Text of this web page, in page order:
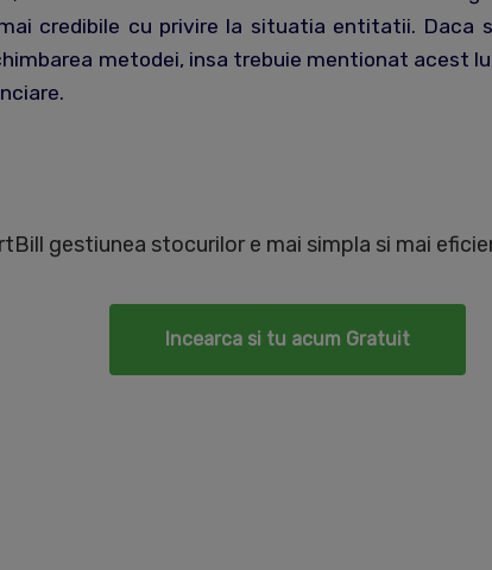
credibile cu privire la situatia entitatii. Daca
metodei, insa trebuie mentionat acest
gestiunea stocurilor e mai simpla si mai
Incearca si tu acum Gratuit